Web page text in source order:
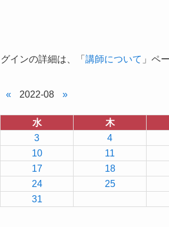
インの詳細は、「 講師について 」ペ
« 2022-08 »
水 木
3 4
10 11
17 18
24 25
31